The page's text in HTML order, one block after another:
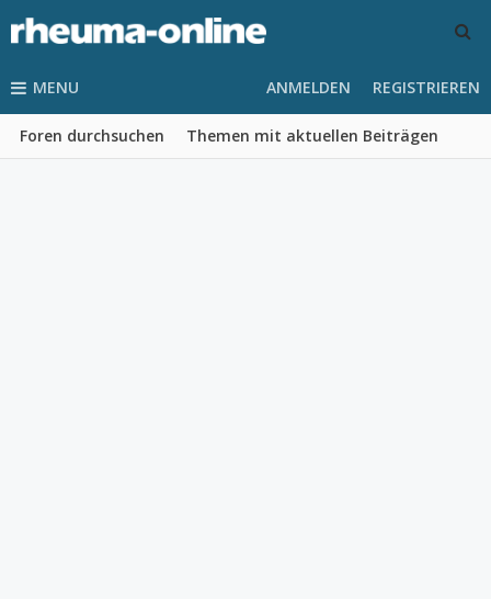
MENU
Foren durchsuchen Themen mit aktuellen Beiträgen
ANMELDEN REGISTRIEREN